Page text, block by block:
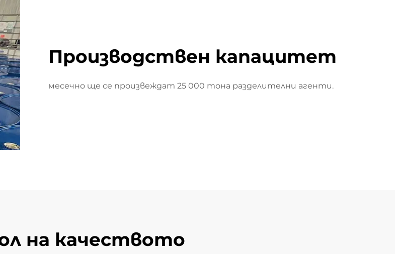
Производствен капацитет
месечно ще се произвеждат 25 000 тона разделителни агенти.
на качеството